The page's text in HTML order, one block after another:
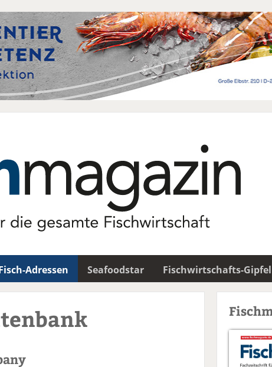
Adressen Seafoodstar Fischwirtschafts-Gipfel